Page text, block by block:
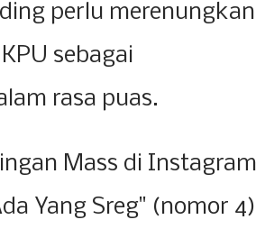
perlu merenungkan
sebagai
rasa puas.
Mass di Instagram
Yang Sreg" (nomor 4)